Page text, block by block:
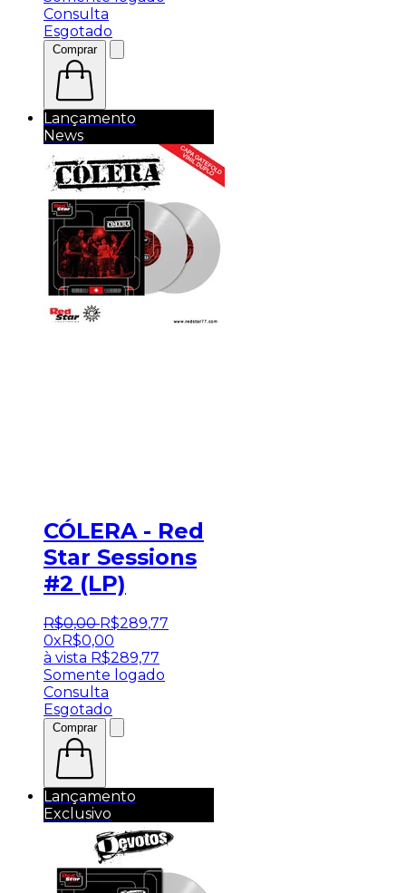
Consulta
Esgotado
Comprar
CÓLERA - Red
Star Sessions
#2 (LP)
R$0,00 R$289,77
0xR$0,00
à vista R$289,77
Somente logado
Consulta
Esgotado
Comprar